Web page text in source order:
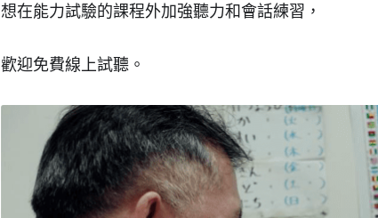
想在能力試驗的課程外加強聽力和會話練習，
歡迎免費線上試聽。